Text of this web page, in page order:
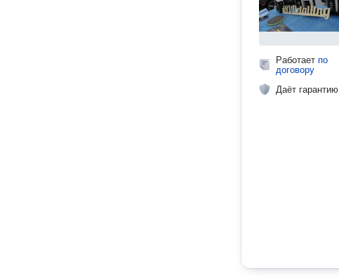
Работает по
договору
Даёт гарантию